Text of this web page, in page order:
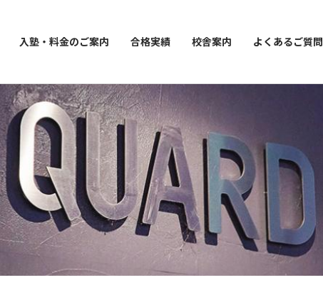
講座
入塾・料金のご案内 合格実績 校舎案内 よくあるご質問